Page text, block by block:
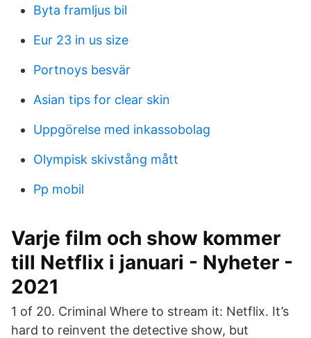
Byta framljus bil
Eur 23 in us size
Portnoys besvär
Asian tips for clear skin
Uppgörelse med inkassobolag
Olympisk skivstång mått
Pp mobil
Varje film och show kommer
till Netflix i januari - Nyheter -
2021
1 of 20. Criminal Where to stream it: Netflix. It’s
hard to reinvent the detective show, but